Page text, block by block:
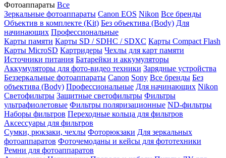
Фотоаппараты Все
Зеркальные фотоаппараты Canon EOS Nikon Все бренды
Объектив в комплекте (Kit) Без объектива (Body) Для
начинающих Профессиональные
Карты памяти Карты SD / SDHC / SDXC Карты Compact Flash
Карты MicroSD Картридеры Чехлы для карт памяти
Источники питания Батарейки и аккумуляторы
Аккумуляторы для фото-видео техники Зарядные устройства
Беззеркальные фотоаппараты Canon Sony Все бренды Без
объектива (Body) Профессиональные Для начинающих Nikon
Светофильтры Защитные светофильтры Фильтры
ультрафиолетовые Фильтры поляризационные ND-фильтры
Наборы фильтров Переходные кольца для фильтров
Аксессуары для фильтров
Сумки, рюкзаки, чехлы Фоторюкзаки Для зеркальных
фотоаппаратов Фоточемоданы и кейсы для фототехники
Ремни для фотоаппаратов